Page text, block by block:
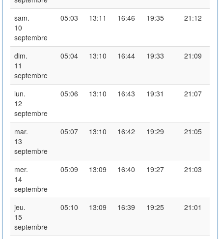
sam.
10
septembre
05:03 13:11 16:46 19:35 21:12
dim.
11
septembre
05:04 13:10 16:44 19:33 21:09
lun.
12
septembre
05:06 13:10 16:43 19:31 21:07
mar.
13
septembre
05:07 13:10 16:42 19:29 21:05
mer.
14
septembre
05:09 13:09 16:40 19:27 21:03
jeu.
15
septembre
05:10 13:09 16:39 19:25 21:01